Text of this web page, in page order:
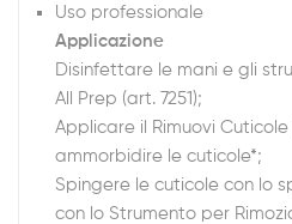
Uso professionale
Applicazione
Disinfettare le mani e gli
All Prep (art. 7251);
Applicare il Rimuovi Cuticole
ammorbidire le cuticole*;
Spingere le cuticole con lo
con lo Strumento per